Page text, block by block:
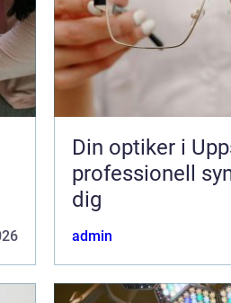
Din optiker i
professionell
dig
admin